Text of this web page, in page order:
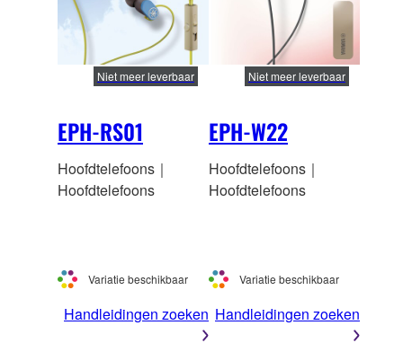
EPH-RS01
Niet meer leverbaar
Hoofdtelefoons｜
Hoofdtelefoons
Variatie beschikbaar
Handleidingen zoeken
EPH-W22
Niet meer leverbaar
Hoofdtelefoons｜
Hoofdtelefoons
Variatie beschikbaar
Handleidingen zoeken